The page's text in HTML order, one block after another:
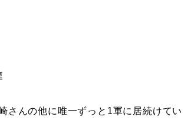
さんの他に唯一ずっと1軍に居続けてい